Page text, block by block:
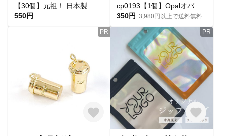
550円
350円 3,980円以上で送料無料
PR PR